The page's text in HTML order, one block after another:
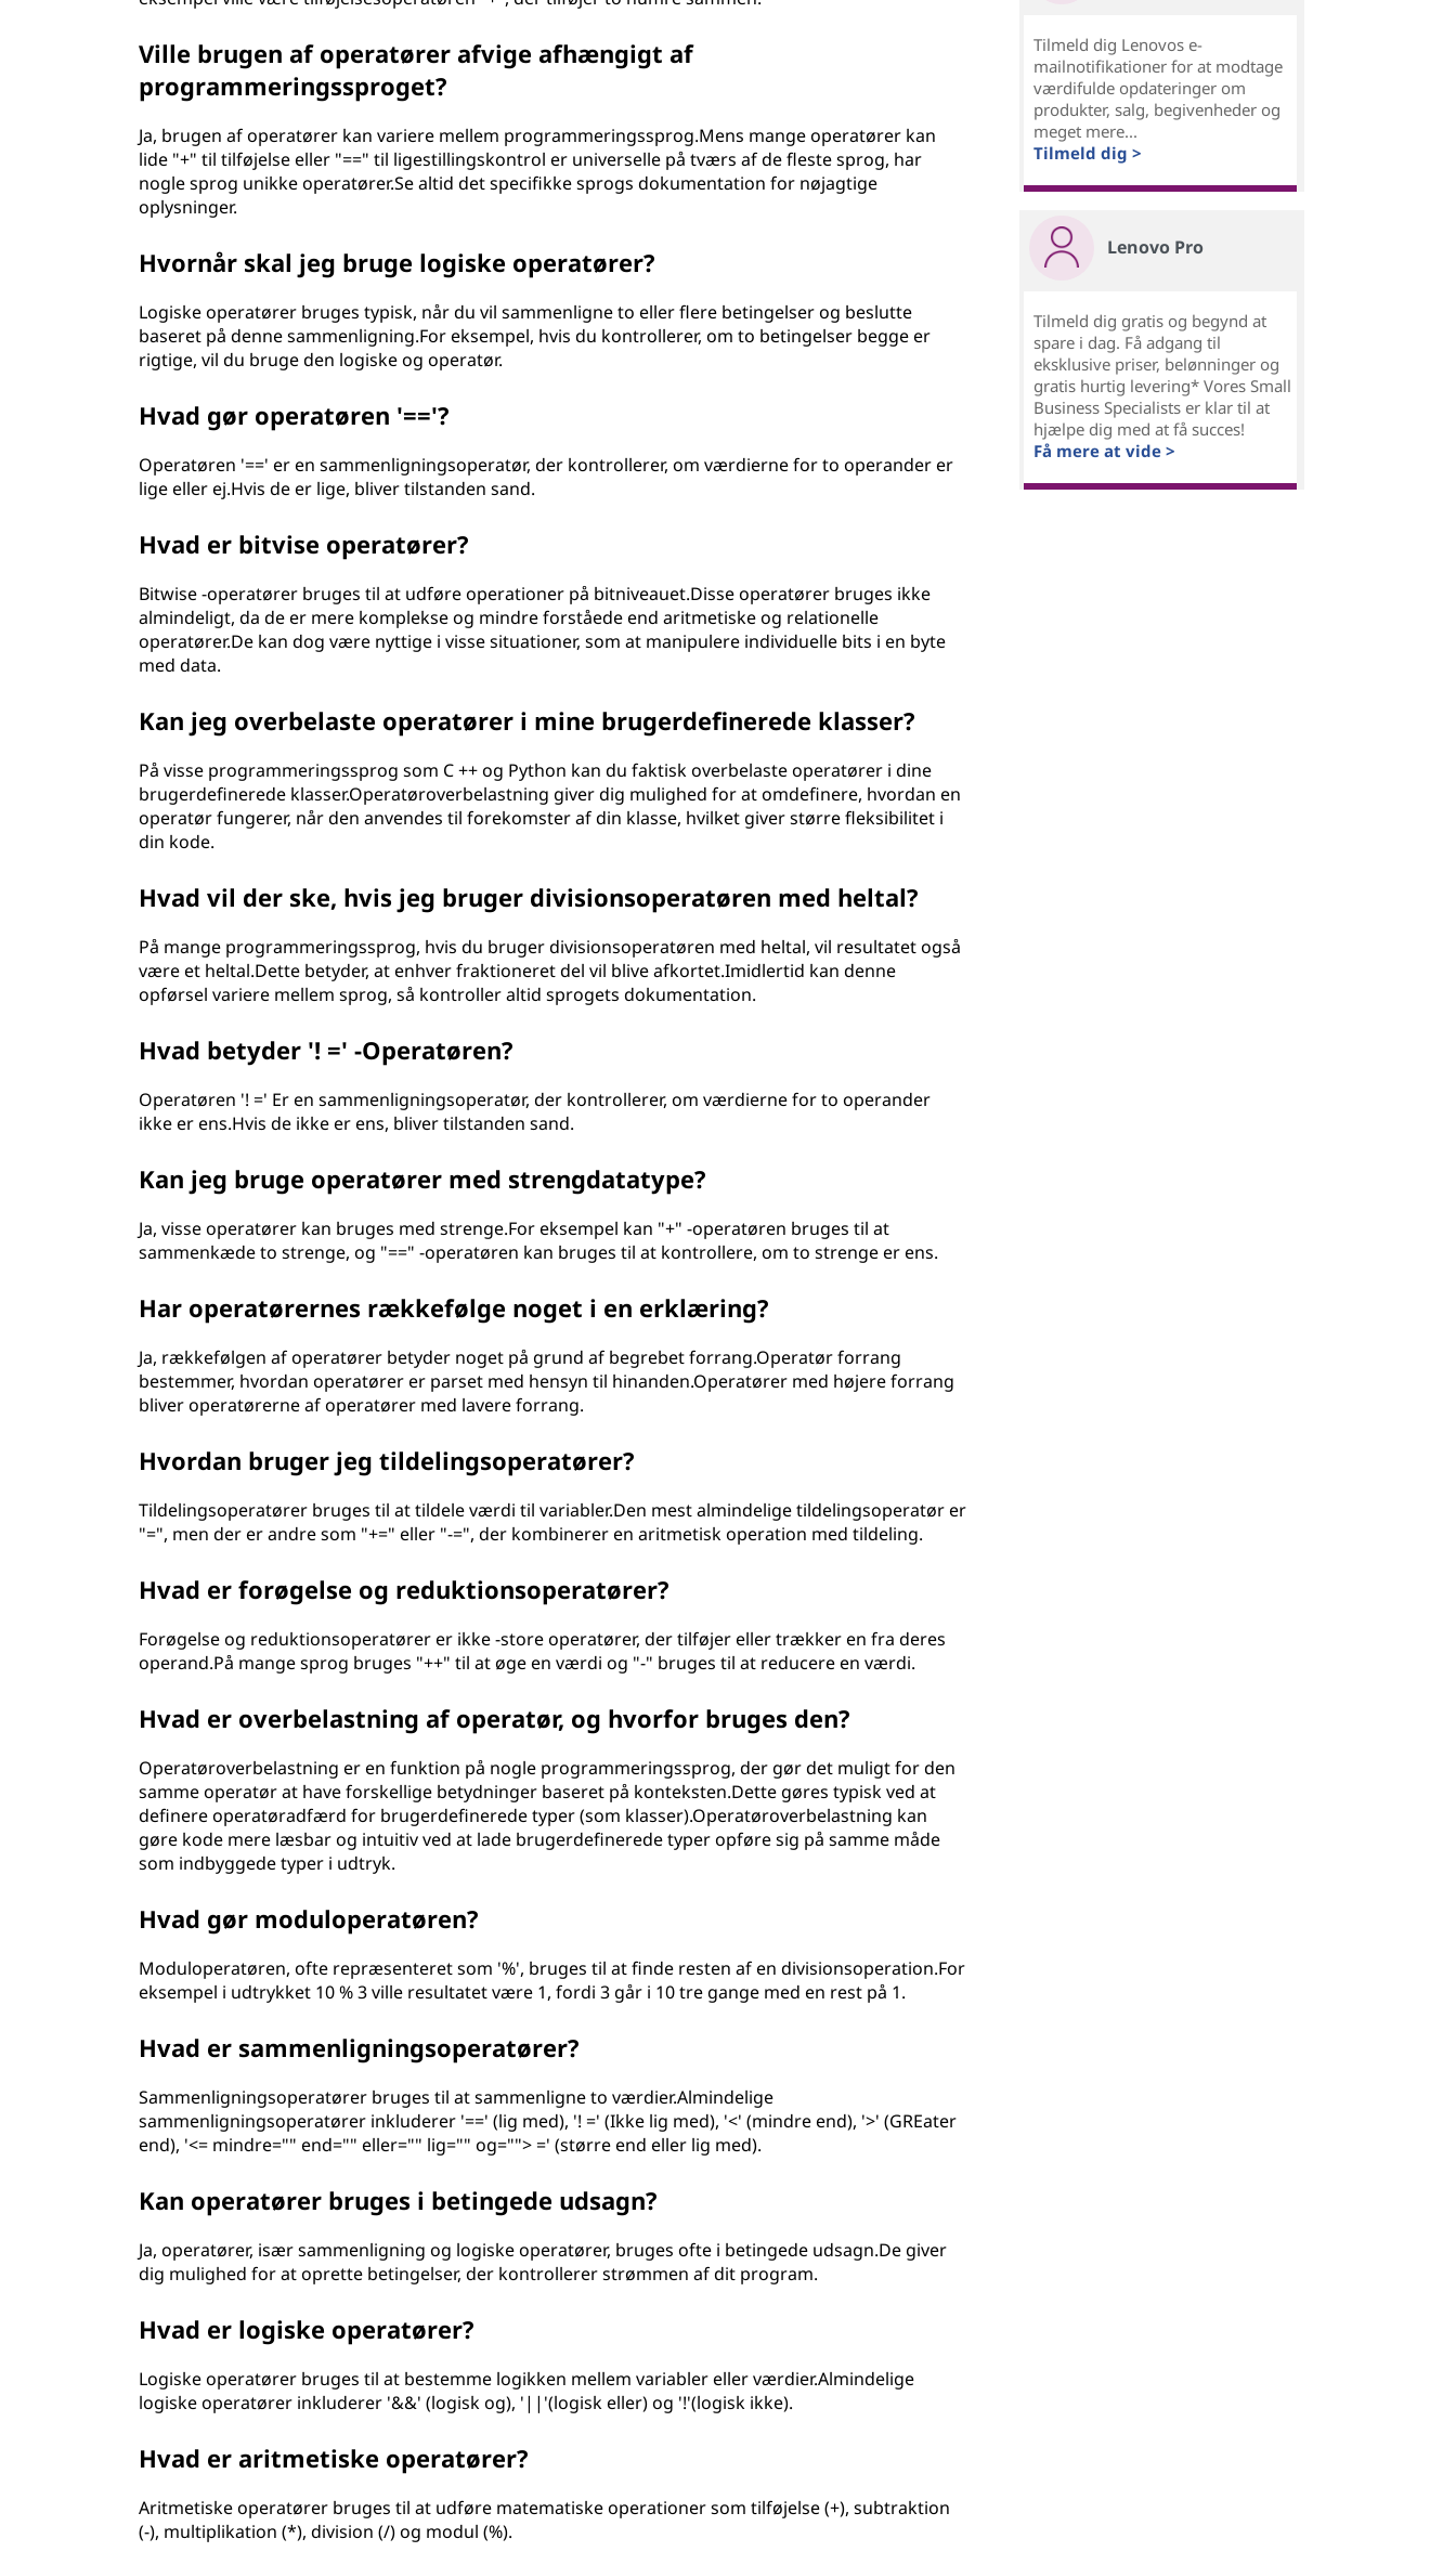
Ville brugen af operatører afvige afhængigt af
programmeringssproget?
Ja, brugen af operatører kan variere mellem programmeringssprog.Mens mange operatører kan
lide "+" til tilføjelse eller "==" til ligestillingskontrol er universelle på tværs af de fleste sprog, har
nogle sprog unikke operatører.Se altid det specifikke sprogs dokumentation for nøjagtige
oplysninger.
Hvornår skal jeg bruge logiske operatører?
Logiske operatører bruges typisk, når du vil sammenligne to eller flere betingelser og beslutte
baseret på denne sammenligning.For eksempel, hvis du kontrollerer, om to betingelser begge er
rigtige, vil du bruge den logiske og operatør.
Hvad gør operatøren '=='?
Operatøren '==' er en sammenligningsoperatør, der kontrollerer, om værdierne for to operander er
lige eller ej.Hvis de er lige, bliver tilstanden sand.
Hvad er bitvise operatører?
Bitwise -operatører bruges til at udføre operationer på bitniveauet.Disse operatører bruges ikke
almindeligt, da de er mere komplekse og mindre forståede end aritmetiske og relationelle
operatører.De kan dog være nyttige i visse situationer, som at manipulere individuelle bits i en byte
med data.
Kan jeg overbelaste operatører i mine brugerdefinerede klasser?
På visse programmeringssprog som C ++ og Python kan du faktisk overbelaste operatører i dine
brugerdefinerede klasser.Operatøroverbelastning giver dig mulighed for at omdefinere, hvordan en
operatør fungerer, når den anvendes til forekomster af din klasse, hvilket giver større fleksibilitet i
din kode.
Hvad vil der ske, hvis jeg bruger divisionsoperatøren med heltal?
På mange programmeringssprog, hvis du bruger divisionsoperatøren med heltal, vil resultatet også
være et heltal.Dette betyder, at enhver fraktioneret del vil blive afkortet.Imidlertid kan denne
opførsel variere mellem sprog, så kontroller altid sprogets dokumentation.
Hvad betyder '! =' -Operatøren?
Operatøren '! =' Er en sammenligningsoperatør, der kontrollerer, om værdierne for to operander
ikke er ens.Hvis de ikke er ens, bliver tilstanden sand.
Kan jeg bruge operatører med strengdatatype?
Ja, visse operatører kan bruges med strenge.For eksempel kan "+" -operatøren bruges til at
sammenkæde to strenge, og "==" -operatøren kan bruges til at kontrollere, om to strenge er ens.
Har operatørernes rækkefølge noget i en erklæring?
Ja, rækkefølgen af operatører betyder noget på grund af begrebet forrang.Operatør forrang
bestemmer, hvordan operatører er parset med hensyn til hinanden.Operatører med højere forrang
bliver operatørerne af operatører med lavere forrang.
Hvordan bruger jeg tildelingsoperatører?
Tildelingsoperatører bruges til at tildele værdi til variabler.Den mest almindelige tildelingsoperatør er
"=", men der er andre som "+=" eller "-=", der kombinerer en aritmetisk operation med tildeling.
Hvad er forøgelse og reduktionsoperatører?
Forøgelse og reduktionsoperatører er ikke -store operatører, der tilføjer eller trækker en fra deres
operand.På mange sprog bruges "++" til at øge en værdi og "-" bruges til at reducere en værdi.
Hvad er overbelastning af operatør, og hvorfor bruges den?
Operatøroverbelastning er en funktion på nogle programmeringssprog, der gør det muligt for den
samme operatør at have forskellige betydninger baseret på konteksten.Dette gøres typisk ved at
definere operatøradfærd for brugerdefinerede typer (som klasser).Operatøroverbelastning kan
gøre kode mere læsbar og intuitiv ved at lade brugerdefinerede typer opføre sig på samme måde
som indbyggede typer i udtryk.
Hvad gør moduloperatøren?
Moduloperatøren, ofte repræsenteret som '%', bruges til at finde resten af en divisionsoperation.For
eksempel i udtrykket 10 % 3 ville resultatet være 1, fordi 3 går i 10 tre gange med en rest på 1.
Hvad er sammenligningsoperatører?
Sammenligningsoperatører bruges til at sammenligne to værdier.Almindelige
sammenligningsoperatører inkluderer '==' (lig med), '! =' (Ikke lig med), '<' (mindre end), '>' (GREater
end), '<= mindre="" end="" eller="" lig="" og=""> =' (større end eller lig med).
Kan operatører bruges i betingede udsagn?
Ja, operatører, især sammenligning og logiske operatører, bruges ofte i betingede udsagn.De giver
dig mulighed for at oprette betingelser, der kontrollerer strømmen af dit program.
Hvad er logiske operatører?
Logiske operatører bruges til at bestemme logikken mellem variabler eller værdier.Almindelige
logiske operatører inkluderer '&&' (logisk og), '||'(logisk eller) og '!'(logisk ikke).
Hvad er aritmetiske operatører?
Aritmetiske operatører bruges til at udføre matematiske operationer som tilføjelse (+), subtraktion
(-), multiplikation (*), division (/) og modul (%).
Tilmeld dig Lenovos e-
mailnotifikationer for at modtage
værdifulde opdateringer om
produkter, salg, begivenheder og
meget mere...
Tilmeld dig >
Lenovo Pro
Tilmeld dig gratis og begynd at
spare i dag. Få adgang til
eksklusive priser, belønninger og
gratis hurtig levering* Vores Small
Business Specialists er klar til at
hjælpe dig med at få succes!
Få mere at vide >